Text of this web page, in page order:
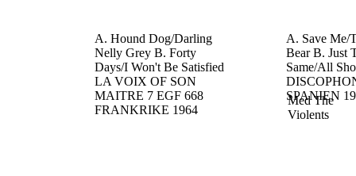
A. Hound Dog/Darling
Nelly Grey B. Forty
Days/I Won't Be Satisfied
LA VOIX OF SON
MAITRE 7 EGF 668
FRANKRIKE 1964
A. Save Me/
Bear B. Just
Same/All
SPANIEN
Med The
Violents